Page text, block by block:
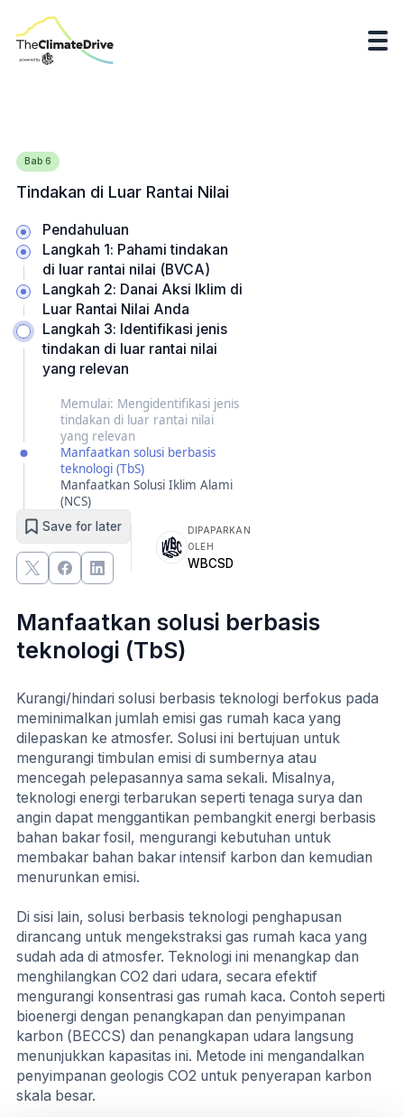
Bab 6
​​Tindakan di Luar Rantai Nilai
Pendahuluan
Langkah 1: Pahami tindakan
di luar rantai nilai (BVCA)
Langkah 2: Danai Aksi Iklim di
Luar Rantai Nilai Anda
Langkah 3: Identifikasi jenis
tindakan di luar rantai nilai
yang relevan
Memulai: Mengidentifikasi jenis
tindakan di luar rantai nilai
yang relevan
Manfaatkan solusi berbasis
teknologi (TbS)
Manfaatkan Solusi Iklim Alami
(NCS)
Save for later
DIPAPARKAN
OLEH
WBCSD
Manfaatkan solusi berbasis
teknologi (TbS)
Kurangi/hindari solusi berbasis teknologi berfokus pada
meminimalkan jumlah emisi gas rumah kaca yang
dilepaskan ke atmosfer. Solusi ini bertujuan untuk
mengurangi timbulan emisi di sumbernya atau
mencegah pelepasannya sama sekali. Misalnya,
teknologi energi terbarukan seperti tenaga surya dan
angin dapat menggantikan pembangkit energi berbasis
bahan bakar fosil, mengurangi kebutuhan untuk
membakar bahan bakar intensif karbon dan kemudian
menurunkan emisi.
Di sisi lain, solusi berbasis teknologi penghapusan
dirancang untuk mengekstraksi gas rumah kaca yang
sudah ada di atmosfer. Teknologi ini menangkap dan
menghilangkan CO2 dari udara, secara efektif
mengurangi konsentrasi gas rumah kaca. Contoh seperti
bioenergi dengan penangkapan dan penyimpanan
karbon (BECCS) dan penangkapan udara langsung
menunjukkan kapasitas ini. Metode ini mengandalkan
penyimpanan geologis CO2 untuk penyerapan karbon
skala besar.